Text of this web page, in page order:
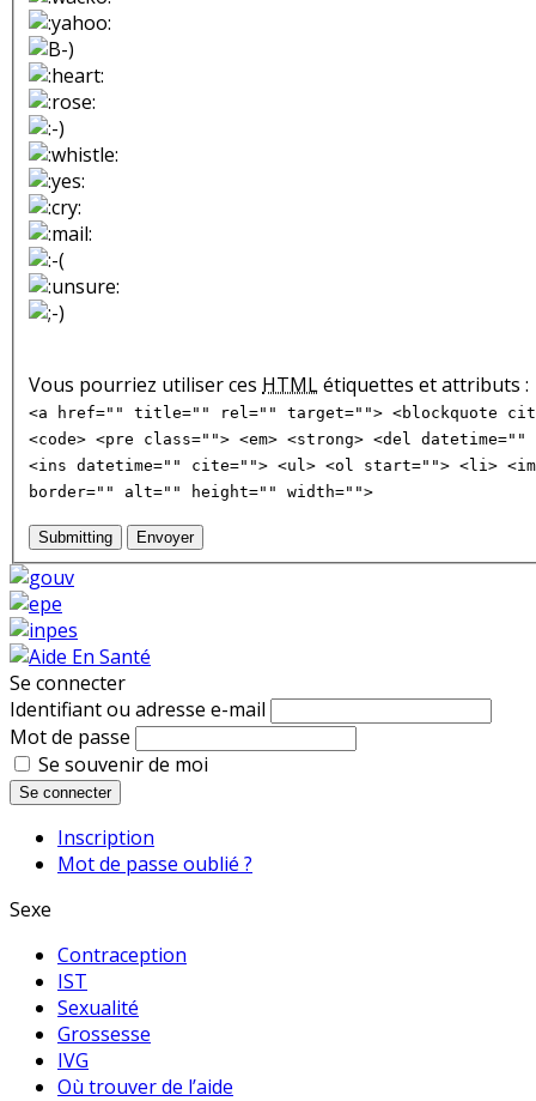
Vous pourriez utiliser ces HTMLétiquettes et attributs :
<a href="" title="" rel="" target=""> <blockquote
<code> <pre class=""> <em> <strong> <del
<ins datetime="" cite=""> <ul> <ol start=""> <li>
border="" alt="" height="" width="">
Submitting Envoyer
Se connecter
Identifiant ou adresse e-mail
Mot de passe
Se souvenir de moi
Se connecter
Inscription
Mot de passe oublié ?
Sexe
Contraception
IST
Sexualité
Grossesse
IVG
Où trouver de l’aide